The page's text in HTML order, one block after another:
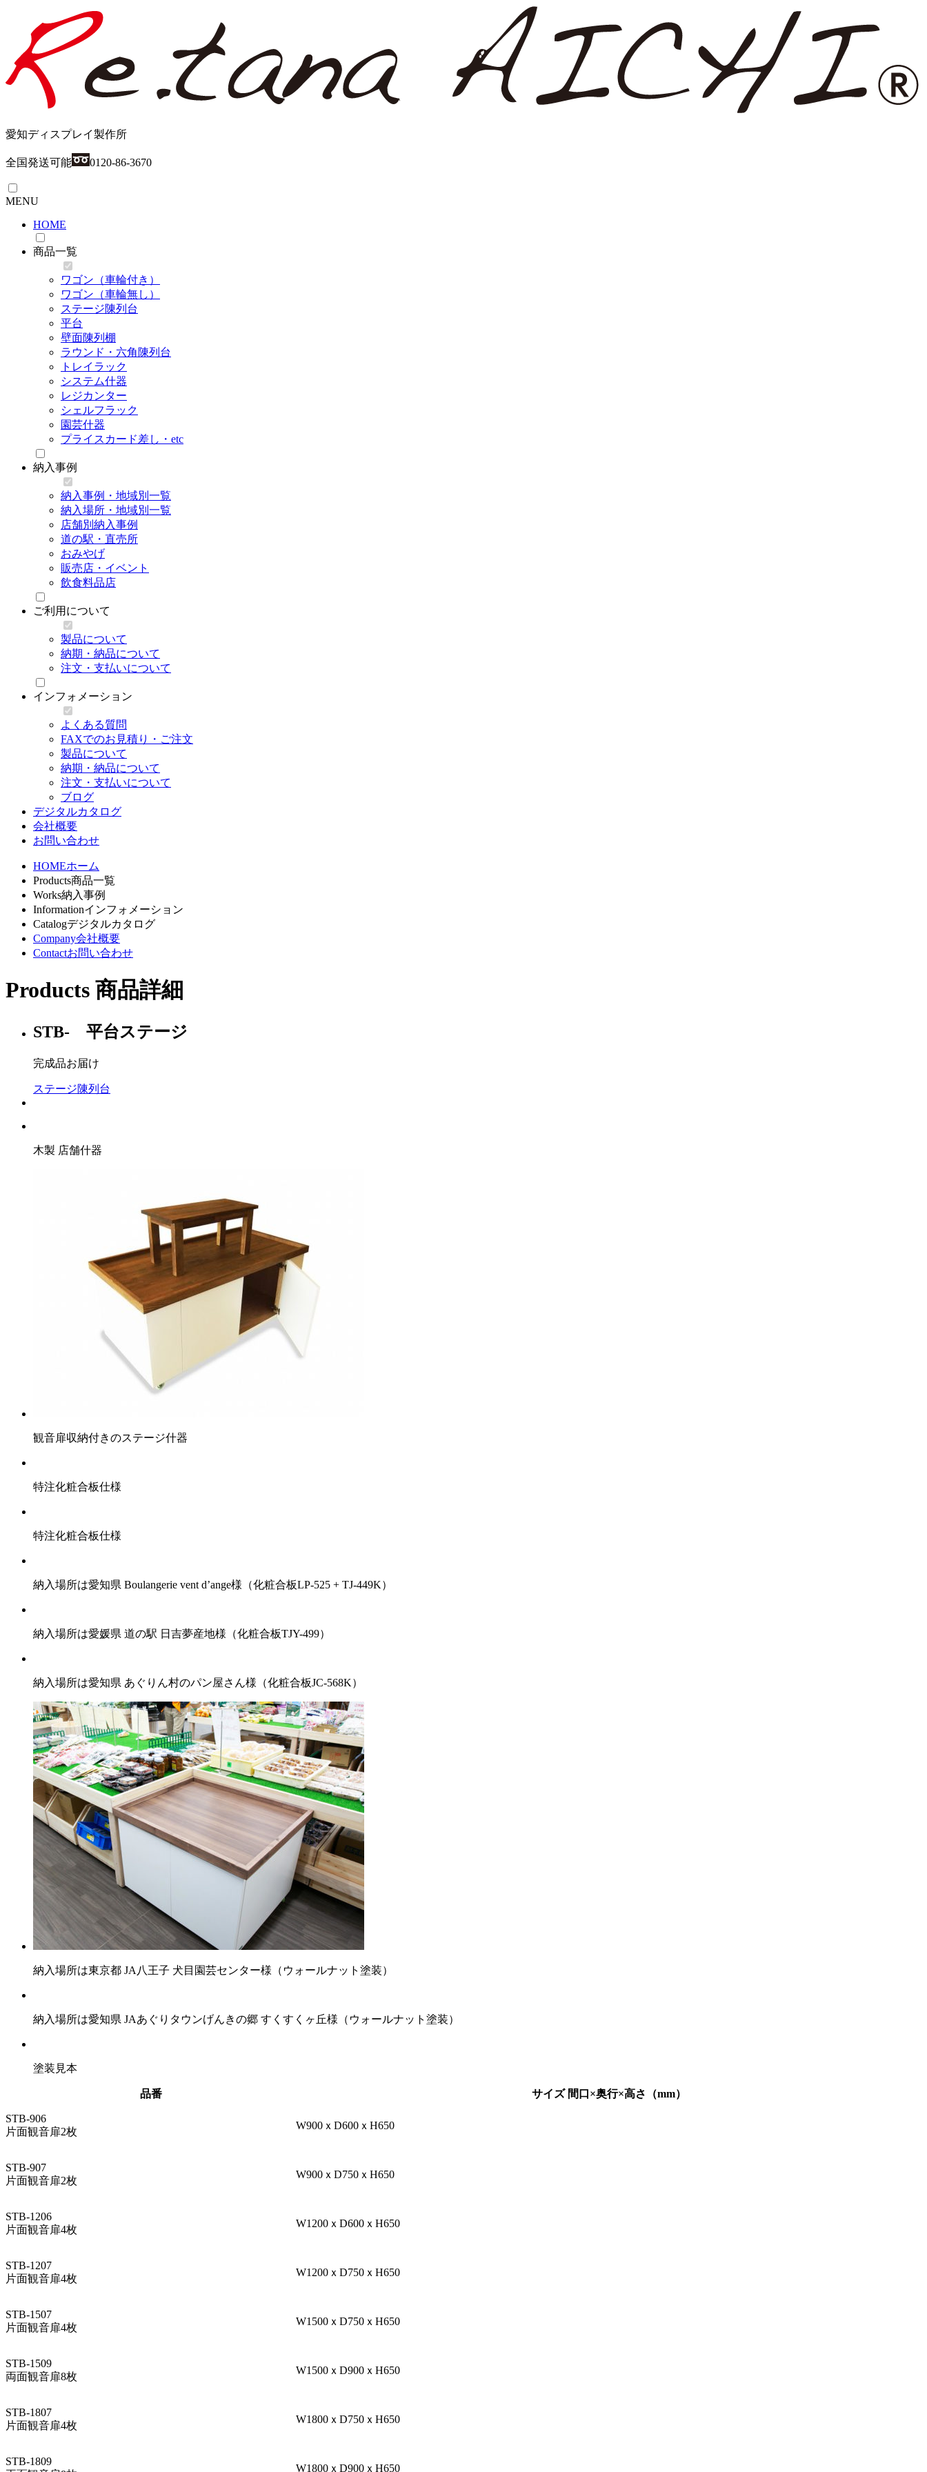
愛知ディスプレイ製作所
全国発送可能 0120-86-3670
MENU
HOME
商品一覧
ワゴン（車輪付き）
ワゴン（車輪無し）
ステージ陳列台
平台
壁面陳列棚
ラウンド・六角陳列台
トレイラック
システム什器
レジカンター
シェルフラック
園芸什器
プライスカード差し・etc
納入事例
納入事例・地域別一覧
納入場所・地域別一覧
店舗別納入事例
道の駅・直売所
おみやげ
販売店・イベント
飲食料品店
ご利用について
製品について
納期・納品について
注文・支払いについて
インフォメーション
よくある質問
FAXでのお見積り・ご注文
製品について
納期・納品について
注文・支払いについて
ブログ
デジタルカタログ
会社概要
お問い合わせ
HOMEホーム
Products商品一覧
Works納入事例
Informationインフォメーション
Catalogデジタルカタログ
Company会社概要
Contactお問い合わせ
Products 商品詳細
STB- 平台ステージ
完成品お届け
ステージ陳列台
木製 店舗什器
観音扉収納付きのステージ什器
特注化粧合板仕様
特注化粧合板仕様
納入場所は愛知県 Boulangerie vent d’ange様（化粧合板LP-525 + TJ-449K）
納入場所は愛媛県 道の駅 日吉夢産地様（化粧合板TJY-499）
納入場所は愛知県 あぐりん村のパン屋さん様（化粧合板JC-568K）
納入場所は東京都 JA八王子 犬目園芸センター様（ウォールナット塗装）
納入場所は愛知県 JAあぐりタウンげんきの郷 すくすくヶ丘様（ウォールナット塗装）
塗装見本
品番 サイズ 間口×奥行×高さ（mm）
STB-906
片面観音扉2枚
W900ｘD600ｘH650
STB-907
片面観音扉2枚
W900ｘD750ｘH650
STB-1206
片面観音扉4枚
W1200ｘD600ｘH650
STB-1207
片面観音扉4枚
W1200ｘD750ｘH650
STB-1507
片面観音扉4枚
W1500ｘD750ｘH650
STB-1509
両面観音扉8枚
W1500ｘD900ｘH650
STB-1807
片面観音扉4枚
W1800ｘD750ｘH650
STB-1809
W1800ｘD900ｘH650